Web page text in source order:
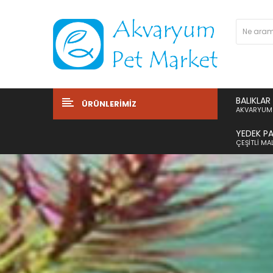
ÜRÜNLERIMIZ BALIKLAR
YEDEK
ÇEŞITLI